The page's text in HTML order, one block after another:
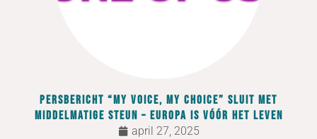
Persbericht “My Voice, My Choice” sluit met
middelmatige steun – Europa is vóór het leven
april 27, 2025